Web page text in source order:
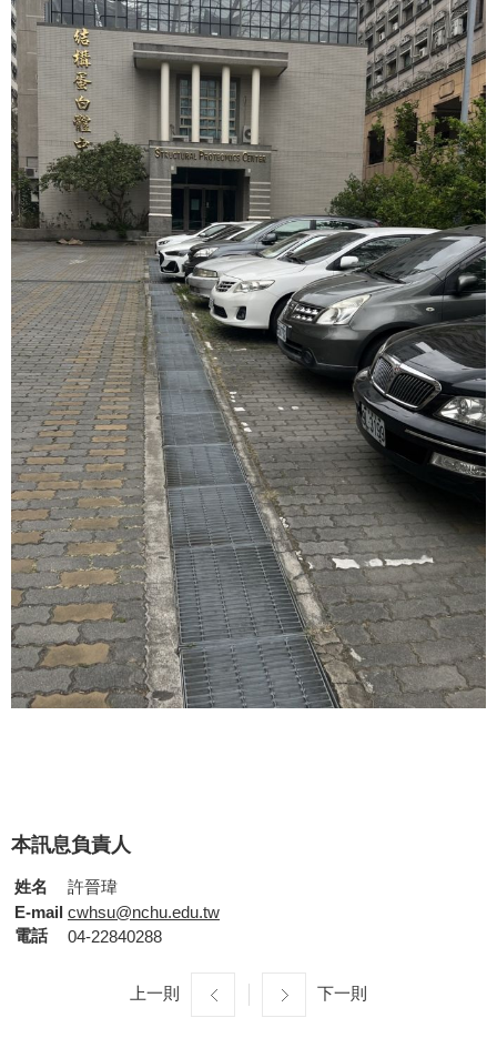
本訊息負責人
姓名
許晉瑋
E-mail cwhsu@nchu.edu.tw
電話
04-22840288
上一則 下一則